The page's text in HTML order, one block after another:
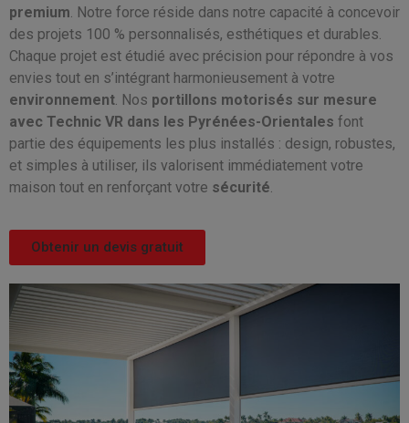
premium . Notre force réside dans notre capacité à concevoir
des projets 100 % personnalisés, esthétiques et durables.
Chaque projet est étudié avec précision pour répondre à vos
envies tout en s’intégrant harmonieusement à votre
environnement . Nos portillons motorisés sur mesure
avec Technic VR dans les Pyrénées-Orientales font
partie des équipements les plus installés : design, robustes,
et simples à utiliser, ils valorisent immédiatement votre
maison tout en renforçant votre sécurité
Obtenir un devis gratuit